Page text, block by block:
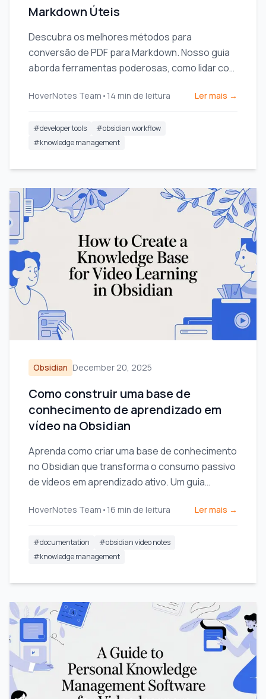
Markdown Úteis
Descubra os melhores métodos para
conversão de PDF para Markdown. Nosso guia
aborda ferramentas poderosas, como lidar com
seu fluxo de trabalho.
HoverNotes Team • 14 min de leitura Ler mais →
#developer tools #obsidian workflow
#knowledge management
Obsidian December 20, 2025
Como construir uma base de
conhecimento de aprendizado em
vídeo na Obsidian
Aprenda como criar uma base de conhecimento
no Obsidian que transforma o consumo passivo
de vídeos em aprendizado ativo. Um guia
anotações.
HoverNotes Team • 16 min de leitura Ler mais →
#documentation #obsidian video notes
#knowledge management